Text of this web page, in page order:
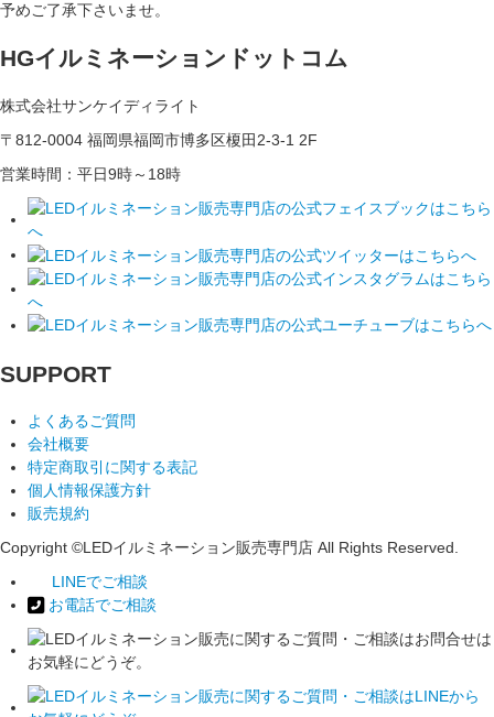
予めご了承下さいませ。
HGイルミネーションドットコム
株式会社サンケイディライト
〒812-0004 福岡県福岡市博多区榎田2-3-1 2F
営業時間：平日9時～18時
SUPPORT
よくあるご質問
会社概要
特定商取引に関する表記
個人情報保護方針
販売規約
Copyright ©LEDイルミネーション販売専門店 All Rights Reserved.
LINEでご相談
お電話でご相談